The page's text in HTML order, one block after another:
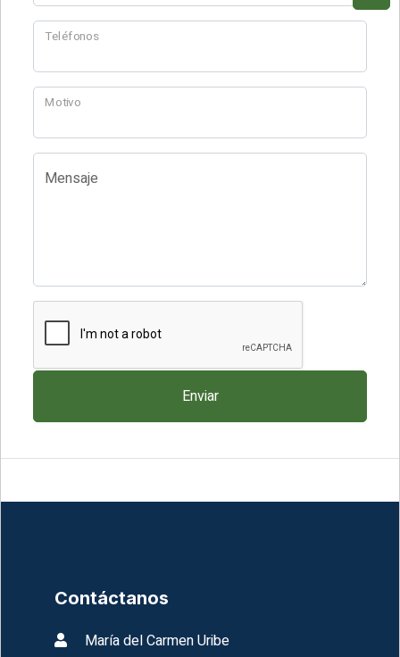
Teléfonos
Motivo
Mensaje
Enviar
Contáctanos
María del Carmen Uribe